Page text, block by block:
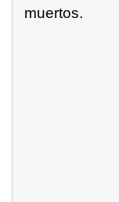
muertos.